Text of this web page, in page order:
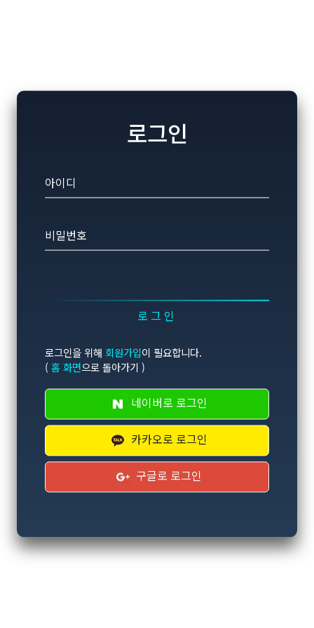
로그인
아이디
비밀번호
로그인
로그인을 위해 회원가입이 필요합니다.
( 홈 화면으로 돌아가기 )
네이버로 로그인
카카오로 로그인
구글로 로그인